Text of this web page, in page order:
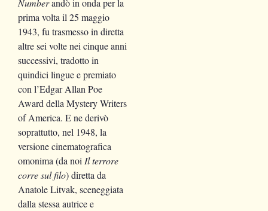
Numberandò in onda per la
prima volta il 25 maggio
1943, fu trasmesso in diretta
altre sei volte nei cinque anni
successivi, tradotto in
quindici lingue e premiato
con l’Edgar Allan Poe
Award della Mystery Writers
of America. E ne derivò
soprattutto, nel 1948, la
versione cinematografica
omonima (da noi Il terrore
corre sul filo) diretta da
Anatole Litvak, sceneggiata
dalla stessa autrice e